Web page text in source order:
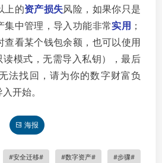
上的资产损失风险，如果你只是
集中管理，导入功能非常实用 ；
查看某个钱包余额，也可以使用
读模式，无需导入私钥），最后
法找回，请为你的数字财富负
开始。
海报
安全迁移 数字资产 步骤